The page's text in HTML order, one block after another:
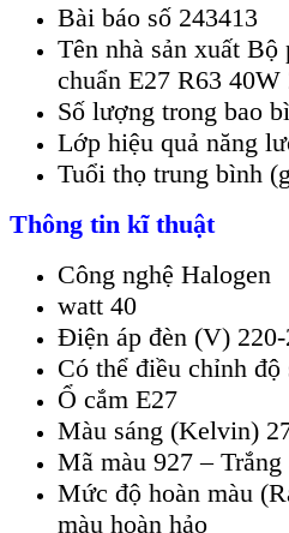
Bài báo số 243413
Tên nhà sản xuất
chuẩn E27 R63
Số lượng trong bao
Lớp hiệu quả năng
Tuổi thọ trung bình
Thông tin kĩ thuật
Công nghệ Halogen
watt 40
Điện áp đèn (V)
Có thể điều chỉnh độ
Ổ cắm E27
Màu sáng (Kelvin)
Mã màu 927 – Trắng
Mức độ hoàn màu
màu hoàn hảo